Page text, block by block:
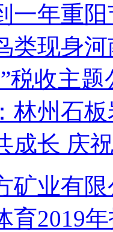
一年重
类现身
税收主
林州石
成长 庆
育2019
州店4月